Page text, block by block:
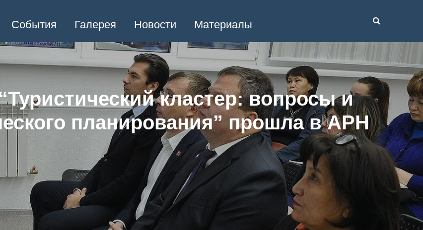
События Галерея Новости Материалы
кластер: вопросы и
планирования” прошла в АРН